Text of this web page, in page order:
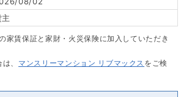
家賃保証と家財・火災保険に加入していただき
、 マンスリーマンション リブマックス をご検